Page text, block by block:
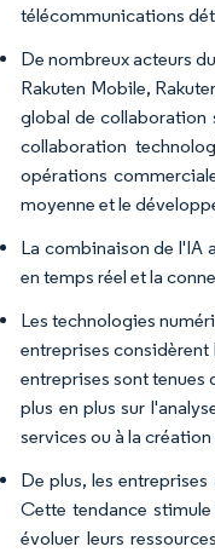
télécommunications
De nombreux acteurs
Rakuten Mobile,
global de collaboration
collaboration
opérations
moyenne et le
La combinaison de l'IA
en temps réel et la
Les technologies
entreprises
entreprises sont tenues
plus en plus sur
services ou à la
De plus, les
Cette tendance
évoluer leurs